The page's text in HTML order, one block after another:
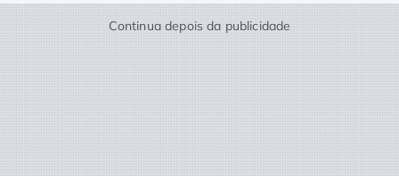
Continua depois da publicidade